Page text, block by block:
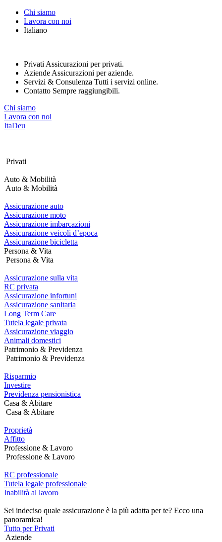
questo
Web
accessibilità.
Chi siamo
Lavora con noi
Italiano
Privati Assicurazioni per privati.
Aziende Assicurazioni per aziende.
Servizi & Consulenza Tutti i servizi online.
Contatto Sempre raggiungibili.
Chi siamo
Lavora con noi
ItaDeu
Privati
Auto & Mobilità
Auto & Mobilità
Assicurazione auto
Assicurazione moto
Assicurazione imbarcazioni
Assicurazione veicoli d’epoca
Assicurazione bicicletta
Persona & Vita
Persona & Vita
Assicurazione sulla vita
RC privata
Assicurazione infortuni
Assicurazione sanitaria
Long Term Care
Tutela legale privata
Assicurazione viaggio
Animali domestici
Patrimonio & Previdenza
Patrimonio & Previdenza
Risparmio
Investire
Previdenza pensionistica
Casa & Abitare
Casa & Abitare
Proprietà
Affitto
Professione & Lavoro
Professione & Lavoro
RC professionale
Tutela legale professionale
Inabilità al lavoro
Sei indeciso quale assicurazione è la più adatta per te? Ecco una
panoramica!
Tutto per Privati
Aziende